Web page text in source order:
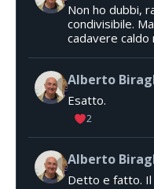
Non ho dubbi,
condivisibile.
cadavere
Alberto
Esatto.
2
Alberto
Detto e fatto. Il